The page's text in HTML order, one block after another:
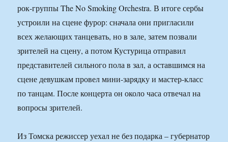
рок-группы The No Smoking Orchestra. В итоге сербы
устроили на сцене фурор: сначала они пригласили
всех желающих танцевать, но в зале, затем позвали
зрителей на сцену, а потом Кустурица отправил
представителей сильного пола в зал, а оставшимся на
сцене девушкам провел мини-зарядку и мастер-класс
по танцам. После концерта он около часа отвечал на
вопросы зрителей.
Из Томска режиссер уехал не без подарка – губернатор